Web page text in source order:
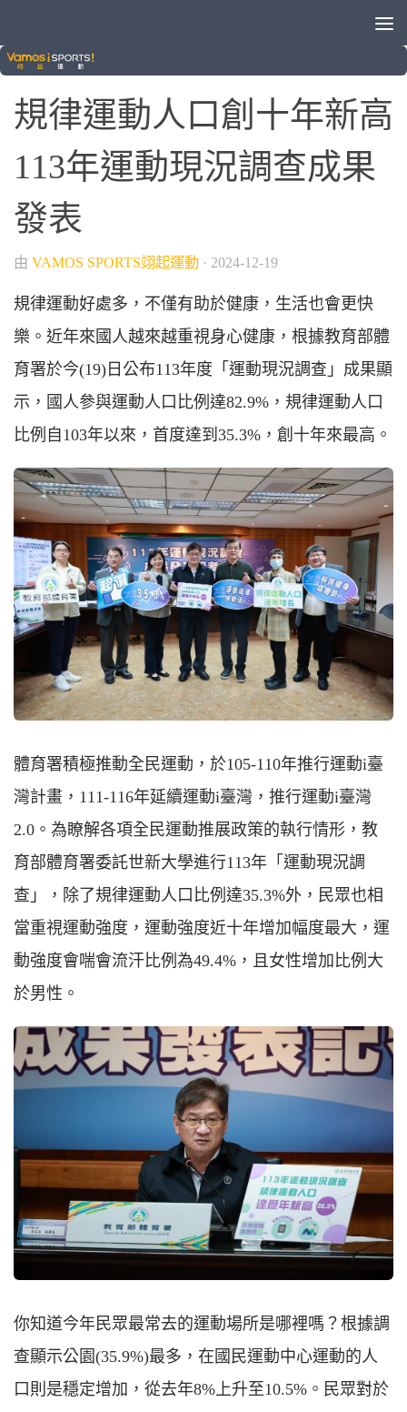
運動健身
規律運動人口創十年新高
113年運動現況調查成果
發表
由 VAMOS SPORTS翊起運動 · 2024-12-19
規律運動好處多，不僅有助於健康，生活也會更快
樂。近年來國人越來越重視身心健康，根據教育部體
育署於今(19)日公布113年度「運動現況調查」成果顯
示，國人參與運動人口比例達82.9%，規律運動人口
比例自103年以來，首度達到35.3%，創十年來最高。
體育署積極推動全民運動，於105-110年推行運動i臺
灣計畫，111-116年延續運動i臺灣，推行運動i臺灣
2.0。為瞭解各項全民運動推展政策的執行情形，教
育部體育署委託世新大學進行113年「運動現況調
查」，除了規律運動人口比例達35.3%外，民眾也相
當重視運動強度，運動強度近十年增加幅度最大，運
動強度會喘會流汗比例為49.4%，且女性增加比例大
於男性。
你知道今年民眾最常去的運動場所是哪裡嗎？根據調
查顯示公園(35.9%)最多，在國民運動中心運動的人
口則是穩定增加，從去年8%上升至10.5%。民眾對於